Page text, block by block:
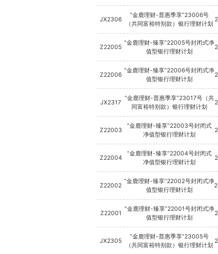
JX2306
“金鹿理财-普惠季享”23006号
（共同富裕特别款）银行理财计划
Z22005
“金鹿理财-臻享”22005号封闭式净
值型银行理财计划
Z22006
“金鹿理财-臻享”22006号封闭式净
值型银行理财计划
JX2317
“金鹿理财-普惠季享”23017号（共
同富裕特别款）银行理财计划
Z22003
“金鹿理财-臻享”22003号封闭式
净值型银行理财计划
Z22004
“金鹿理财-臻享”22004号封闭式
净值型银行理财计划
Z22002
“金鹿理财-臻享”22002号封闭式净
值型银行理财计划
Z22001
“金鹿理财-臻享”22001号封闭式净
值型银行理财计划
JX2305
“金鹿理财-普惠季享”23005号
（共同富裕特别款）银行理财计划